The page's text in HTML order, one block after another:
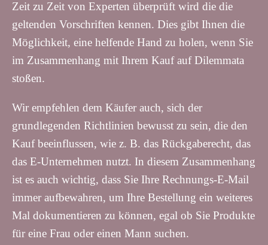
Zeit zu Zeit von Experten überprüft wird die die
geltenden Vorschriften kennen. Dies gibt Ihnen die
Möglichkeit, eine helfende Hand zu holen, wenn Sie
im Zusammenhang mit Ihrem Kauf auf Dilemmata
stoßen.
Wir empfehlen dem Käufer auch, sich der
grundlegenden Richtlinien bewusst zu sein, die den
Kauf beeinflussen, wie z. B. das Rückgaberecht, das
das E-Unternehmen nutzt. In diesem Zusammenhang
ist es auch wichtig, dass Sie Ihre Rechnungs-E-Mail
immer aufbewahren, um Ihre Bestellung ein weiteres
Mal dokumentieren zu können, egal ob Sie Produkte
für eine Frau oder einen Mann suchen.